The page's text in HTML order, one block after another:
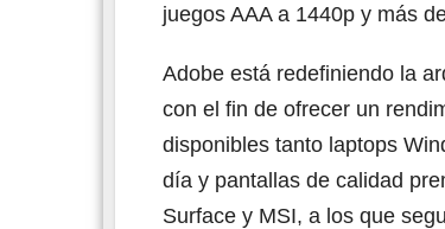
juegos AAA a 1440p y más
Adobe está redefiniendo la
con el fin de ofrecer un
disponibles tanto laptops
día y pantallas de calidad
Surface y MSI, a los que